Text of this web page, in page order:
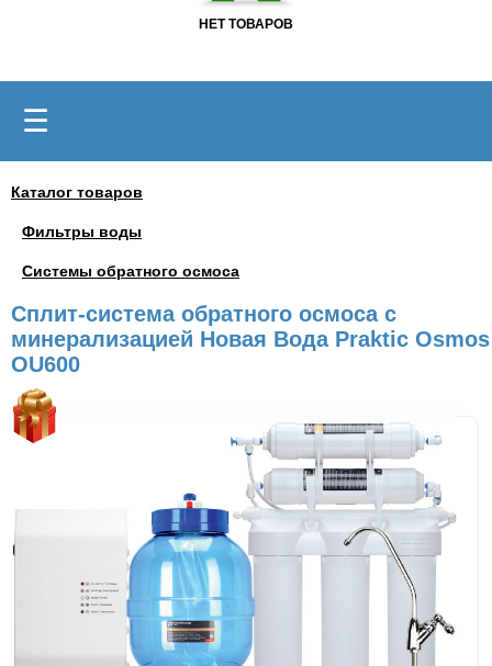
НЕТ ТОВАРОВ
☰
Каталог товаров
Фильтры воды
Системы обратного осмоса
Сплит-система обратного осмоса с
минерализацией Новая Вода Praktic Osmos
OU600